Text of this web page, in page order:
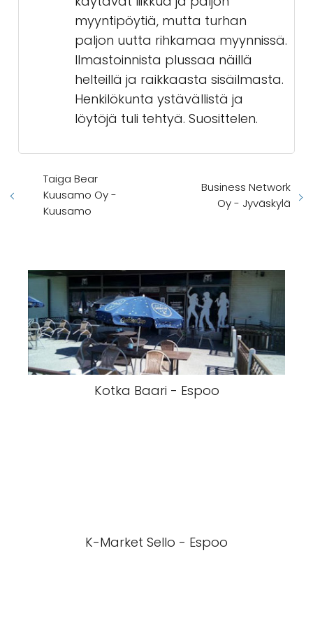
myyntipöytiä, mutta turhan
paljon uutta rihkamaa myynnissä.
Ilmastoinnista plussaa näillä
helteillä ja raikkaasta sisäilmasta.
Henkilökunta ystävällistä ja
löytöjä tuli tehtyä. Suosittelen.
Taiga Bear
Kuusamo Oy -
Kuusamo
Business Network
Oy - Jyväskylä
Kotka Baari - Espoo
K-Market Sello - Espoo